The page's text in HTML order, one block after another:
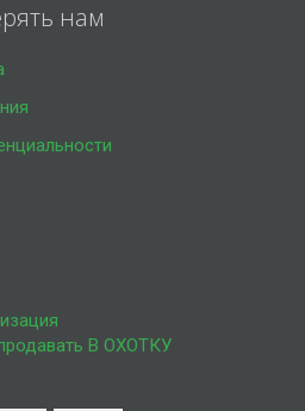
нам
В ОХОТКУ